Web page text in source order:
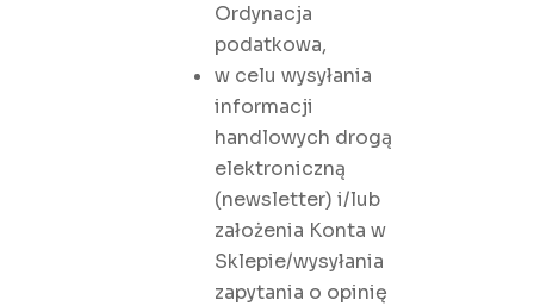
Ordynacja
podatkowa,
w celu wysyłania
informacji
handlowych drogą
elektroniczną
(newsletter) i/lub
założenia Konta w
Sklepie/wysyłania
zapytania o opinię